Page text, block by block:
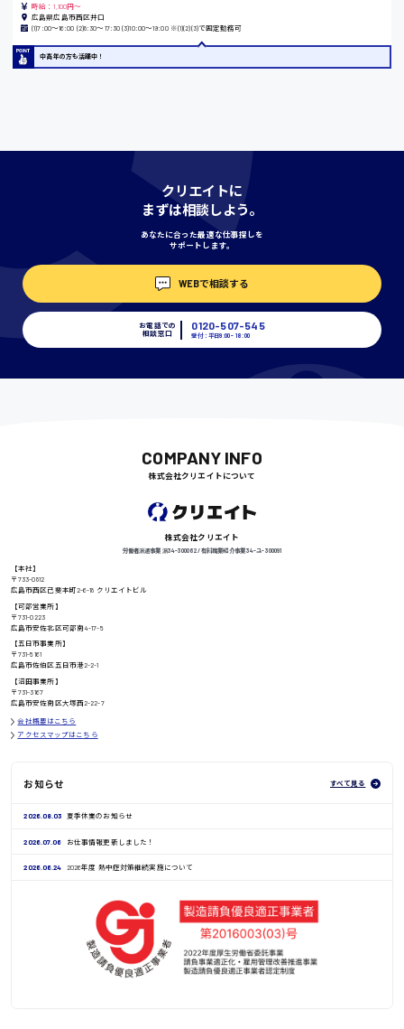
高知県
時給：1,100円～
広島県広島市西区井口
(1)7:00〜16:00 (2)8:30〜17:30 (3)10:00〜19:00 ※(1)(2)(3)で固定勤務可
中高年の方も活躍中！
クリエイトに
まずは相談しよう。
あなたに合った最適な仕事探しを
サポートします。
WEBで相談する
お電話での
相談窓口
0120-507-545
受付：平日9:00 - 18:00
COMPANY INFO
株式会社クリエイトについて
株式会社クリエイト
労働者派遣事業 派34-300062 / 有料職業紹介事業 34-ユ-300091
【本社】
〒733-0812
広島市西区己斐本町2-6-18 クリエイトビル
【可部営業所】
〒731-0223
広島市安佐北区可部南4-17-5
【五日市事業所】
〒731-5161
広島市佐伯区五日市港2-2-1
【沼田事業所】
〒731-3167
広島市安佐南区大塚西2-22-7
会社概要はこちら
アクセスマップはこちら
お知らせ すべて見る
2026.08.03 夏季休業のお知らせ
2026.07.06 お仕事情報更新しました！
2026.06.24 2026年度 熱中症対策継続実施について